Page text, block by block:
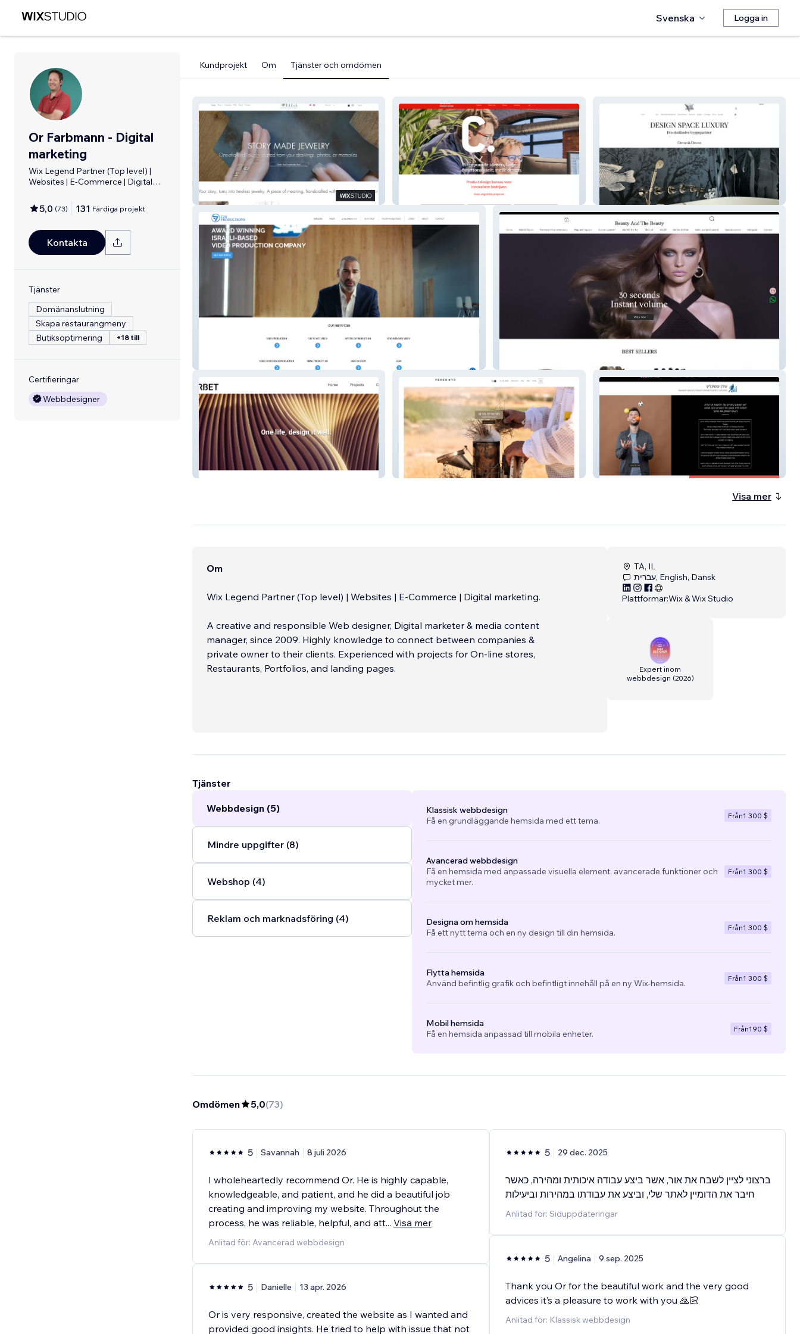
Svenska Logga in
Or Farbmann - Digital
marketing
Wix Legend Partner (Top level) |
Websites | E-Commerce | Digital
5,0 (73) 131 Färdiga projekt
Kontakta
Tjänster
Domänanslutning
Skapa restaurangmeny
Butiksoptimering
+18 till
Certifieringar
Webbdesigner
Kundprojekt Om Tjänster och omdömen
Oma Design Custom made
Jewelry Denmark
Cides Product Design Design Space Luxury
770 Productions
Studio Herbet Dvash Pere Idan Schtiglitz Mentor
Visa mer
Om
Wix Legend Partner (Top level) | Websites | E-Commerce | Digital marketing.
A creative and responsible Web designer, Digital marketer & media content
manager, since 2009. Highly knowledge to connect between companies &
private owner to their clients. Experienced with projects for On-line stores,
Restaurants, Portfolios, and landing pages.
TA, IL
עברית, English, Dansk
Plattformar:Wix & Wix Studio
Expert inom
webbdesign (2026)
Tjänster
Webbdesign (5)
Mindre uppgifter (8)
Webshop (4)
Reklam och marknadsföring (4)
Klassisk webbdesign
Få en grundläggande hemsida med ett tema.
Från1 300 $
Avancerad webbdesign
Få en hemsida med anpassade visuella element, avancerade funktioner och
mycket mer.
Från1 300 $
Designa om hemsida
Få ett nytt tema och en ny design till din hemsida.
Från1 300 $
Flytta hemsida
Använd befintlig grafik och befintligt innehåll på en ny Wix-hemsida.
Från1 300 $
Mobil hemsida
Få en hemsida anpassad till mobila enheter.
Från190 $
Omdömen 5,0(73)
5 Savannah 8 juli 2026
I wholeheartedly recommend Or. He is highly capable,
knowledgeable, and patient, and he did a beautiful job
creating and improving my website. Throughout the
process, he was reliable, helpful, and att... Visa mer
Anlitad för: Avancerad webbdesign
5 Danielle 13 apr. 2026
Or is very responsive, created the website as I wanted and
provided good insights. He tried to help with issue that not
5 29 dec. 2025
ברצוני לציין לשבח את אור, אשר ביצע עבודה איכותית ומהירה, כאשר
חיבר את הדומיין לאתר שלי, וביצע את עבודתו במהירות וביעילות
Anlitad för: Siduppdateringar
5 Angelina 9 sep. 2025
Thank you Or for the beautiful work and the very good
advices it’s a pleasure to work with you 🙏🏻
Anlitad för: Klassisk webbdesign